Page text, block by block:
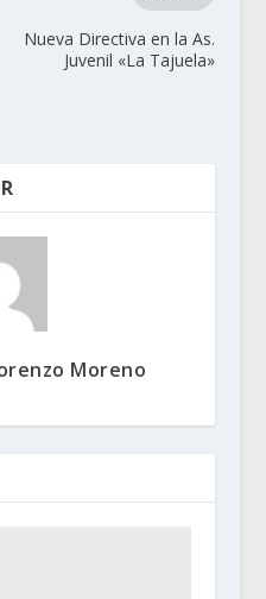
Nueva Directiva en la As.
Juvenil «La Tajuela»
Moreno